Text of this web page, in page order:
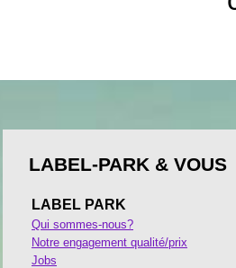
LABEL-PARK & VOUS
LABEL PARK
Qui sommes-nous?
Notre engagement qualité/prix
Jobs